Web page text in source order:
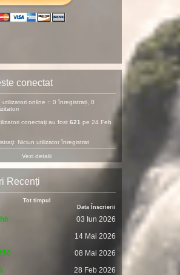
conectat
utilizatori online :: 0 înregistrați, 0
conectaţi au fost 621 pe 24 Feb
Niciun utilizator înregistrat
Vezi detalii
Recenți
Tot timpul
Data Înscrierii
03 Iun 2026
14 Mai 2026
08 Mai 2026
28 Feb 2026